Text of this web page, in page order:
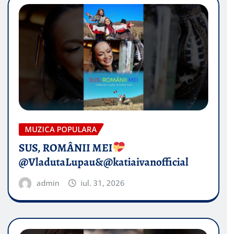
MUZICA POPULARA
SUS, ROMÂNII MEI
@VladutaLupau&@katiaivanofficial
admin iul. 31, 2026